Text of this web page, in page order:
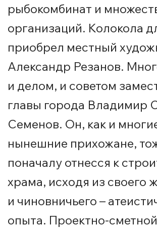
рыбокомбинат и
организаций. Колокола
приобрел местный
Александр Резанов.
и делом, и советом
главы города Владимир
Семенов. Он, как и
нынешние прихожане,
поначалу отнесся к
храма, исходя из своего
и чиновничьего –
опыта. Проектно-сметной